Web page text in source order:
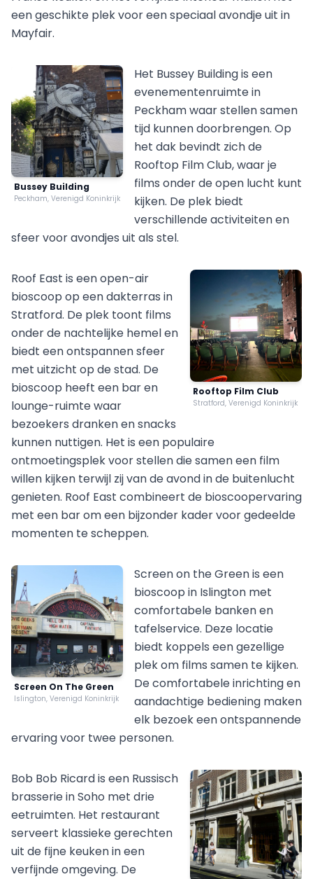
een geschikte plek voor een speciaal avondje uit in
Mayfair.
Bussey Building
Peckham, Verenigd Koninkrijk
Het Bussey Building is een
evenementenruimte in
Peckham waar stellen samen
tijd kunnen doorbrengen. Op
het dak bevindt zich de
Rooftop Film Club, waar je
films onder de open lucht kunt
kijken. De plek biedt
verschillende activiteiten en
sfeer voor avondjes uit als stel.
Rooftop Film Club
Stratford, Verenigd Koninkrijk
Roof East is een open-air
bioscoop op een dakterras in
Stratford. De plek toont films
onder de nachtelijke hemel en
biedt een ontspannen sfeer
met uitzicht op de stad. De
bioscoop heeft een bar en
lounge-ruimte waar
bezoekers dranken en snacks
kunnen nuttigen. Het is een populaire
ontmoetingsplek voor stellen die samen een film
willen kijken terwijl zij van de avond in de buitenlucht
genieten. Roof East combineert de bioscoopervaring
met een bar om een bijzonder kader voor gedeelde
momenten te scheppen.
Screen On The Green
Islington, Verenigd Koninkrijk
Screen on the Green is een
bioscoop in Islington met
comfortabele banken en
tafelservice. Deze locatie
biedt koppels een gezellige
plek om films samen te kijken.
De comfortabele inrichting en
aandachtige bediening maken
elk bezoek een ontspannende
ervaring voor twee personen.
Bob Bob Ricard is een Russisch
brasserie in Soho met drie
eetruimten. Het restaurant
serveert klassieke gerechten
uit de fijne keuken in een
verfijnde omgeving. De